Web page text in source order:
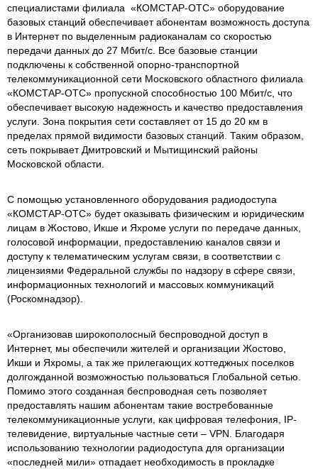
специалистами филиала «КОМСТАР-ОТС» оборудование
базовых станций обеспечивает абонентам возможность доступа
в Интернет по выделенным радиоканалам со скоростью
передачи данных до 27 Мбит/с. Все базовые станции
подключены к собственной опорно-транспортной
телекоммуникационной сети Московского областного филиала
«КОМСТАР-ОТС» пропускной способностью 100 Мбит/с, что
обеспечивает высокую надежность и качество предоставления
услуги. Зона покрытия сети составляет от 15 до 20 км в
пределах прямой видимости базовых станций. Таким образом,
сеть покрывает Дмитровский и Мытищинский районы
Московской области.
С помощью установленного оборудования радиодоступа
«КОМСТАР-ОТС» будет оказывать физическим и юридическим
лицам в Жостово, Икше и Яхроме услуги по передаче данных,
голосовой информации, предоставлению каналов связи и
доступу к телематическим услугам связи, в соответствии с
лицензиями Федеральной службы по надзору в сфере связи,
информационных технологий и массовых коммуникаций
(Роскомнадзор).
«Организовав широкополосный беспроводной доступ в
Интернет, мы обеспечили жителей и организации Жостово,
Икши и Яхромы, а так же прилегающих коттеджных поселков
долгожданной возможностью пользоваться Глобальной сетью.
Помимо этого созданная беспроводная сеть позволяет
предоставлять нашим абонентам такие востребованные
телекоммуникационные услуги, как цифровая телефония, IP-
телевидение, виртуальные частные сети – VPN. Благодаря
использованию технологии радиодоступа для организации
«последней мили» отпадает необходимость в прокладке